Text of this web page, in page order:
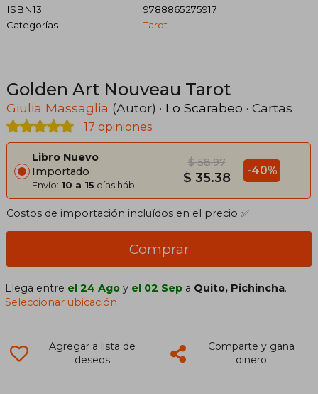
ISBN13
9788865275917
Categorías
Tarot
Golden Art Nouveau Tarot
Giulia Massaglia (Autor) · Lo Scarabeo · Cartas
17 opiniones
Libro Nuevo
Importado
Envío: 10 a 15 días háb.
$ 58.97
$ 35.38 -40%
Costos de importación incluídos en el precio ✅
Comprar
Llega entre el 24 Ago y el 02 Sep a Quito, Pichincha.
Seleccionar ubicación
Agregar a lista de
deseos
Comparte y gana
dinero